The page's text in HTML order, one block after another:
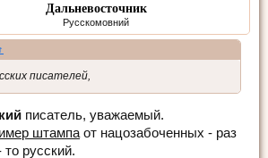
Дальневосточник
Русскомовний
↑
писателей,
писатель, уважаемый.
штампаот нацозабоченных - раз
то русский.